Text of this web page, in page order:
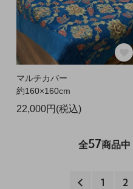
マルチカバー
約160×160cm
22,000円(税込)
全57商品中
1 2